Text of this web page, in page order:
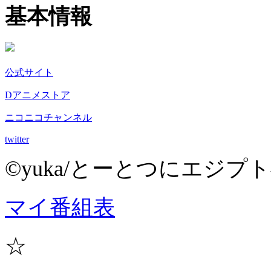
基本情報
公式サイト
Dアニメストア
ニコニコチャンネル
twitter
©yuka/とーとつにエジプ
マイ番組表
☆